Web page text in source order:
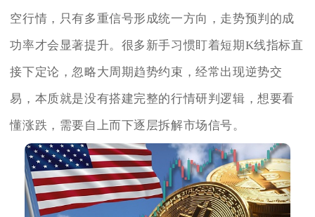
空行情，只有多重信号形成统一方向，走势预判的成
功率才会显著提升。很多新手习惯盯着短期K线指标直
接下定论，忽略大周期趋势约束，经常出现逆势交
易，本质就是没有搭建完整的行情研判逻辑，想要看
懂涨跌，需要自上而下逐层拆解市场信号。